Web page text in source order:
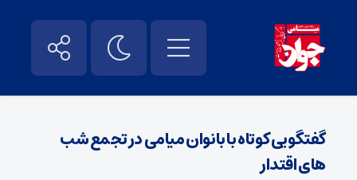
گفتگویی کوتاه با بانوان میامی در تجمع شب
های اقتدار